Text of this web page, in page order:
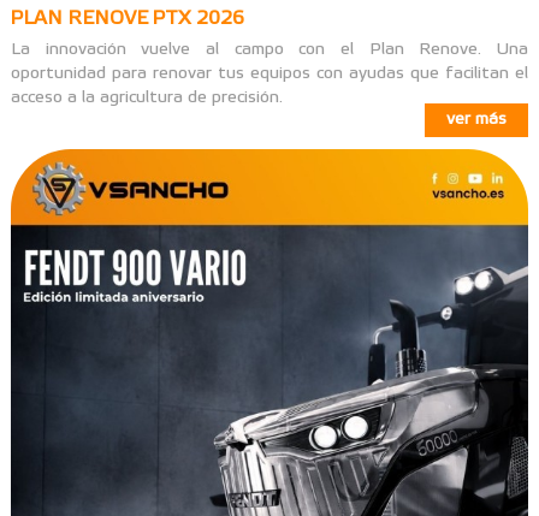
PLAN RENOVE PTX 2026
La innovación vuelve al campo con el Plan Renove. Una
oportunidad para renovar tus equipos con ayudas que facilitan el
acceso a la agricultura de precisión.
ver más